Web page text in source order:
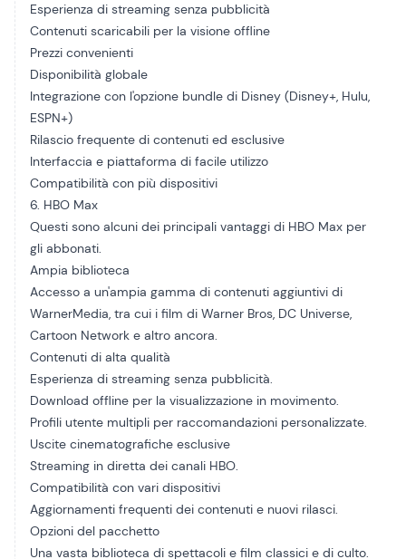
Esperienza di streaming senza pubblicità
Contenuti scaricabili per la visione offline
Prezzi convenienti
Disponibilità globale
Integrazione con l'opzione bundle di Disney (Disney+, Hulu,
ESPN+)
Rilascio frequente di contenuti ed esclusive
Interfaccia e piattaforma di facile utilizzo
Compatibilità con più dispositivi
6. HBO Max
Questi sono alcuni dei principali vantaggi di HBO Max per
gli abbonati.
Ampia biblioteca
Accesso a un'ampia gamma di contenuti aggiuntivi di
WarnerMedia, tra cui i film di Warner Bros, DC Universe,
Cartoon Network e altro ancora.
Contenuti di alta qualità
Esperienza di streaming senza pubblicità.
Download offline per la visualizzazione in movimento.
Profili utente multipli per raccomandazioni personalizzate.
Uscite cinematografiche esclusive
Streaming in diretta dei canali HBO.
Compatibilità con vari dispositivi
Aggiornamenti frequenti dei contenuti e nuovi rilasci.
Opzioni del pacchetto
Una vasta biblioteca di spettacoli e film classici e di culto.